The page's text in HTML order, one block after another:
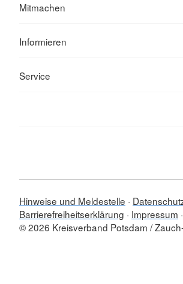
Mitmachen
Informieren
Service
Hinweise und Meldestelle
Barrierefreiheitserklärung
Impressum
© 2026 Kreisverband Potsdam /